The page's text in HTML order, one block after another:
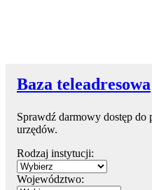
Baza teleadresowa
Sprawdź darmowy dostęp do
urzędów.
Rodzaj instytucji:
Województwo: